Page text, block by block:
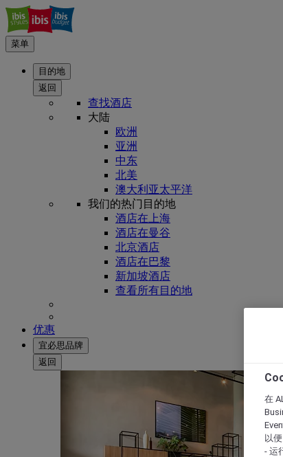
菜单
目的地
返回
查找酒店
大陆
欧洲
亚洲
中东
北美
澳大利亚太平洋
我们的热门目的地
酒店在上海
酒店在曼谷
北京酒店
酒店在巴黎
新加坡酒店
查看所有目的地
优惠
宜必思品牌
返回
在
以便
- 运